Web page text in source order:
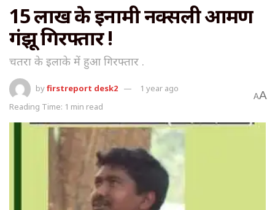
15 लाख के इनामी नक्सली आक्रमण
गंझू गिरफ्तार !
चतरा के इलाके में हुआ गिरफ्तार .
byfirstreport desk2
1 year ago
Reading Time: 1 min read
AA